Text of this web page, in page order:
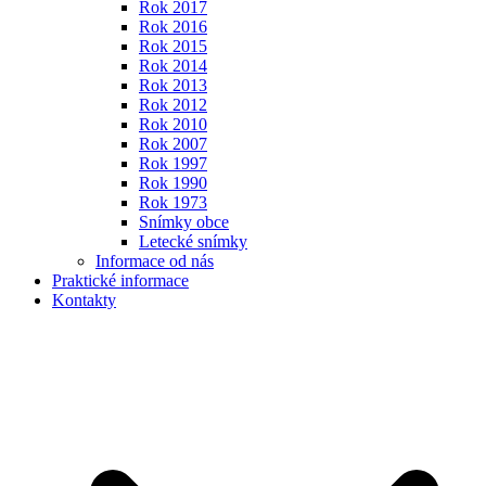
Rok 2017
Rok 2016
Rok 2015
Rok 2014
Rok 2013
Rok 2012
Rok 2010
Rok 2007
Rok 1997
Rok 1990
Rok 1973
Snímky obce
Letecké snímky
Informace od nás
Praktické informace
Kontakty